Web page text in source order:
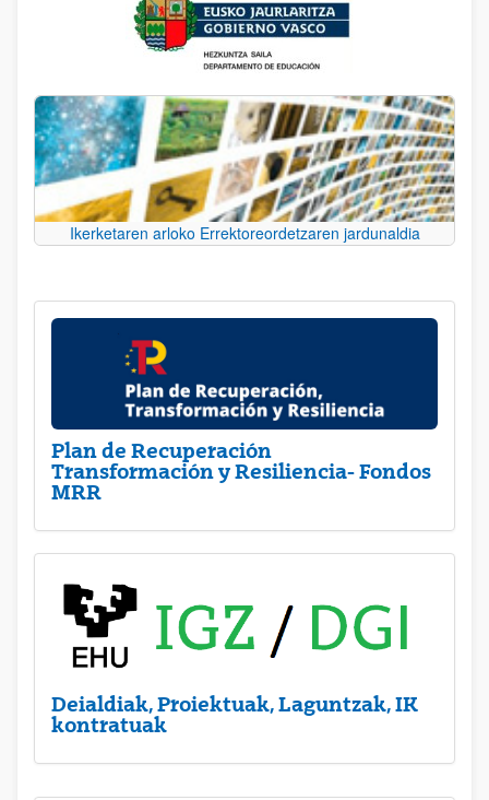
Ikerketaren arloko Errektoreordetzaren jardunaldia
Plan de Recuperación
Transformación y Resiliencia- Fondos
MRR
Deialdiak, Proiektuak, Laguntzak, IK
kontratuak